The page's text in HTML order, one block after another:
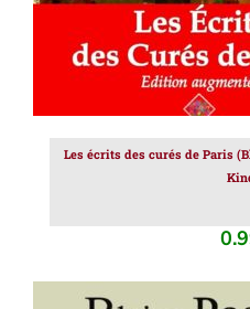
Les écrits des curés de Paris